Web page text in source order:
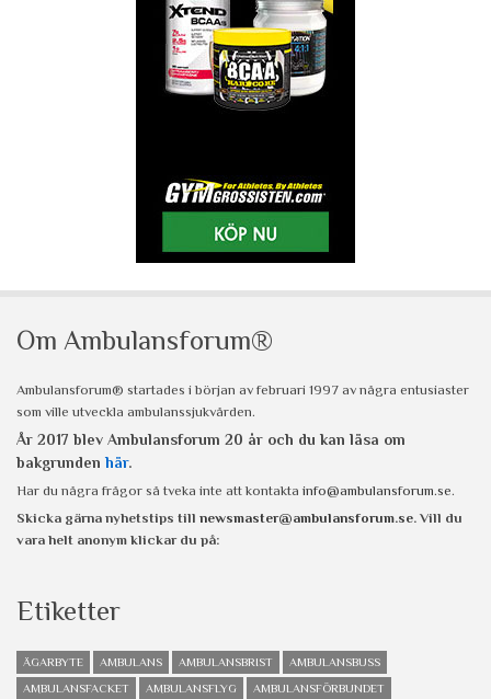
Om Ambulansforum®
Ambulansforum® startades i början av februari 1997 av några entusiaster
som ville utveckla ambulanssjukvården.
År 2017 blev Ambulansforum 20 år och du kan läsa om
bakgrunden här.
Har du några frågor så tveka inte att kontakta info@ambulansforum.se.
Skicka gärna nyhetstips till newsmaster@ambulansforum.se. Vill du
vara helt anonym klickar du på:
Etiketter
ÄGARBYTE AMBULANS AMBULANSBRIST
AMBULANSBUSS
AMBULANSFACKET
AMBULANSFLYG
AMBULANSFÖRBUNDET